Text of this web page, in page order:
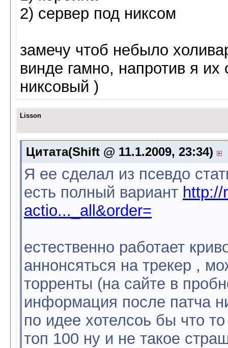
2) сервер под никсом
замечу чтоб небыло
винде гамно, напротив я
никсовый )
Lisson
Цитата(Shift @ 11.1.2009, 23:34)
Я ее сделал из псевдо
есть полный вариант
actio..._all&order=
естественно работает
аннонсяться на трекер ,
торренты (на сайте в
информация после патча
по идее хотелсоь бы что
топ 100 ну и не такое